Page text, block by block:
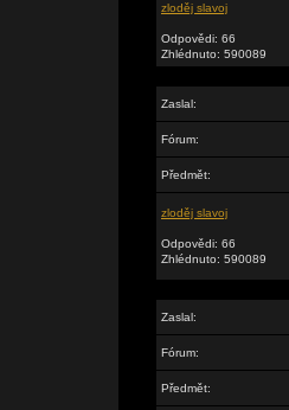
zloděj slavoj
Odpovědi: 66
Zhlédnuto: 590089
Zaslal:
Fórum:
Předmět:
zloděj slavoj
Odpovědi: 66
Zhlédnuto: 590089
Zaslal:
Fórum:
Předmět: